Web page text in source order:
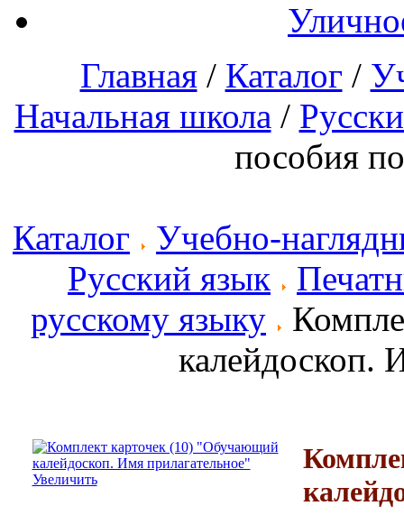
Главная/ Каталог /
Начальная школа /
пособия
Каталог
Учебно-
Русский язык
русскому языку
калейдоскоп.
Увеличить